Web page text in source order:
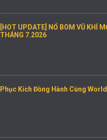
[HOT UPDATE] NỔ BOM VŨ KHÍ
THÁNG 7.2026
Phục Kích Đồng Hành Cùng